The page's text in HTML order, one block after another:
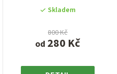
Skladem
od 280 Kč
800 Kč
hvězdiček.